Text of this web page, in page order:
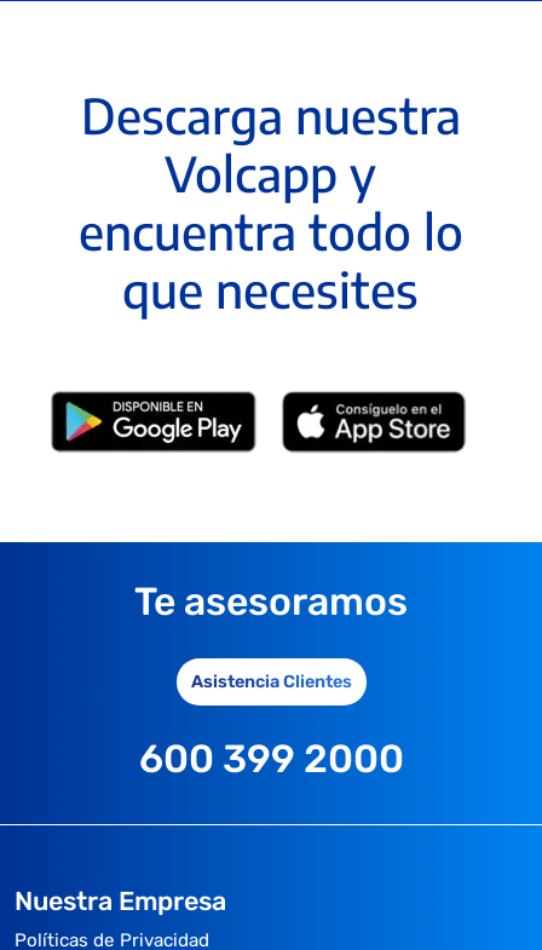
Descarga nuestra
Volcapp y
encuentra todo lo
que necesites
Te asesoramos
Asistencia Clientes
600 399 2000
Nuestra Empresa
Políticas de Privacidad